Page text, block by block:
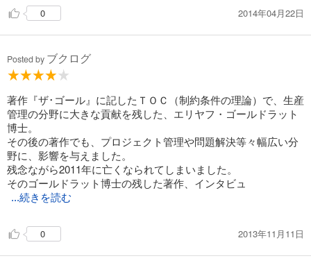
0 2014年04月22日
Posted by ブクログ
著作『ザ･ゴール』に記したＴＯＣ（制約条件の理論）で、生産
管理の分野に大きな貢献を残した、エリヤフ・ゴールドラット
博士。
その後の著作でも、プロジェクト管理や問題解決等々幅広い分
野に、影響を与えました。
残念ながら2011年に亡くなられてしまいました。
そのゴールドラット博士の残した著作、インタビュ
...続きを読む
0 2013年11月11日